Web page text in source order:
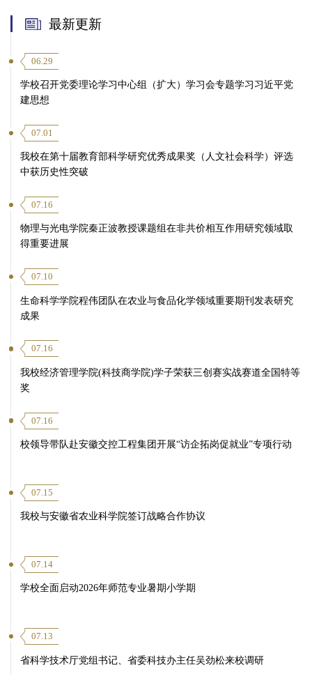
最新更新
06.29
学校召开党委理论学习中心组（扩大）学习会专题学习习近平党
建思想
07.01
我校在第十届教育部科学研究优秀成果奖（人文社会科学）评选
中获历史性突破
07.16
物理与光电学院秦正波教授课题组在非共价相互作用研究领域取
得重要进展
07.10
生命科学学院程伟团队在农业与食品化学领域重要期刊发表研究
成果
07.16
我校经济管理学院(科技商学院)学子荣获三创赛实战赛道全国特等
奖
07.16
校领导带队赴安徽交控工程集团开展“访企拓岗促就业”专项行动
07.15
我校与安徽省农业科学院签订战略合作协议
07.14
学校全面启动2026年师范专业暑期小学期
07.13
省科学技术厅党组书记、省委科技办主任吴劲松来校调研